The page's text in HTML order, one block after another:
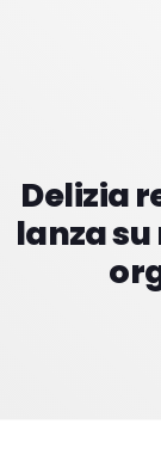
Delizia
lanza